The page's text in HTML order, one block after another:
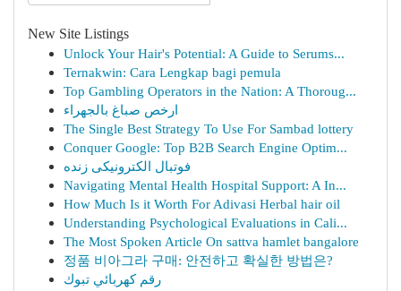
New Site Listings
Unlock Your Hair's Potential: A Guide to Serums...
Ternakwin: Cara Lengkap bagi pemula
Top Gambling Operators in the Nation: A Thoroug...
ارخص صباغ بالجهراء
The Single Best Strategy To Use For Sambad lottery
Conquer Google: Top B2B Search Engine Optim...
فوتبال الکترونیکی زنده
Navigating Mental Health Hospital Support: A In...
How Much Is it Worth For Adivasi Herbal hair oil
Understanding Psychological Evaluations in Cali...
The Most Spoken Article On sattva hamlet bangalore
정품 비아그라 구매: 안전하고 확실한 방법은?
رقم كهربائي تبوك